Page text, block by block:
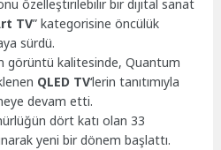
özelleştirilebilir bir dijital sanat
TV” kategorisine öncülük
sürdü.
görüntü kalitesinde, Quantum
QLED TV‘lerin tanıtımıyla
devam etti.
dört katı olan 33
yeni bir dönem başlattı.